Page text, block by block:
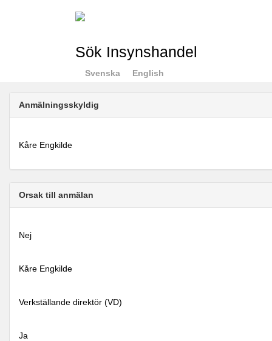
Sök Insynshandel
Svenska English
Anmälningsskyldig
Kåre Engkilde
Orsak till anmälan
Nej
Kåre Engkilde
Verkställande direktör (VD)
Ja